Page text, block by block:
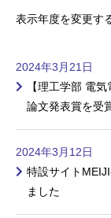
表示年度を変更す
2024年3月21日
【理工学部 電
論文発表賞を受
2024年3月12日
特設サイト
ました